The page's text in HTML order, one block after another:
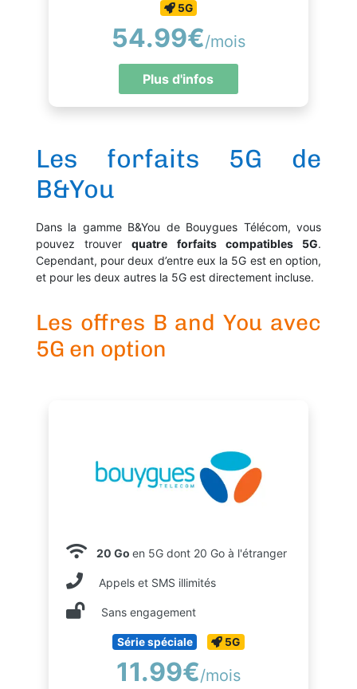
5G
54.99€/mois
Plus d'infos
Les forfaits 5G de
B&You
Dans la gamme B&You de Bouygues Télécom, vous
pouvez trouverquatre forfaits compatibles 5G.
Cependant, pour deux d’entre eux la 5G est en option,
et pour les deux autres la 5G est directement incluse.
Les offres B and You avec
5G en option
20 Go en 5G dont 20 Go à l'étranger
Appels et SMS illimités
Sans engagement
Série spéciale 5G
11.99€/mois